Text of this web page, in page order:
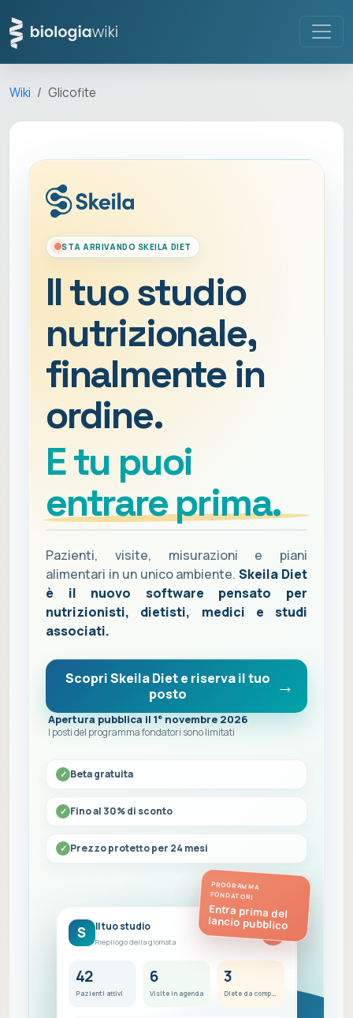
Wiki Glicofite
STA ARRIVANDO SKEILA DIET
Il tuo studio
nutrizionale,
finalmente in
ordine.
E tu puoi
entrare prima.
Pazienti, visite, misurazioni e piani
alimentari in un unico ambiente.Skeila Diet
è il nuovo software pensato per
nutrizionisti, dietisti, medici e studi
associati.
Scopri Skeila Diet e riserva il tuo
posto
Apertura pubblica il 1° novembre 2026
I posti del programma fondatori sono limitati
Beta gratuita
Fino al 30% di sconto
Prezzo protetto per 24 mesi
PROGRAMMA
FONDATORI
Entra prima del
lancio pubblico
S Il tuo studio
Riepilogo della giornata
FC
42
Pazienti attivi
6
Visite in agenda
3